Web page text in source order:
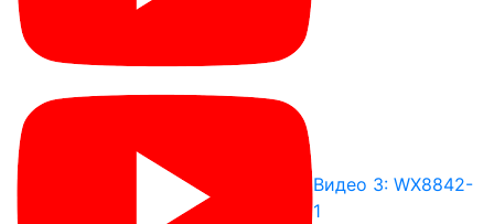
Видео 3: WX8842-
1